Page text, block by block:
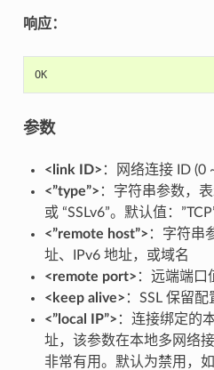
响应：
OK
参数
<link ID> ：网络连接 ID (0
<”type”> ：字符串参数，
或 “SSLv6”。默认值：
<”remote host”> ：字符串
址、IPv6 地址，或域名
<remote port> ：远端端口
<keep alive> ：SSL 保留
<”local IP”> ：连接绑定的
址，该参数在本地多网络
非常有用。默认为禁用，